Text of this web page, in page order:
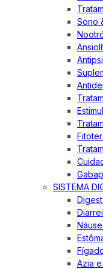
Sono
SISTEMA
Azia